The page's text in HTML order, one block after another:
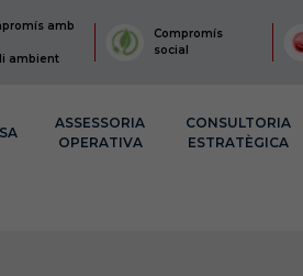
amb
ambient
Compromís
social
ASSESSORIA
OPERATIVA
CONSULTORIA
ESTRATÈGICA